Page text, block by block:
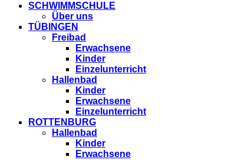
SCHWIMMSCHULE
Über uns
TÜBINGEN
Freibad
Erwachsene
Kinder
Einzelunterricht
Hallenbad
Kinder
Erwachsene
Einzelunterricht
ROTTENBURG
Hallenbad
Kinder
Erwachsene